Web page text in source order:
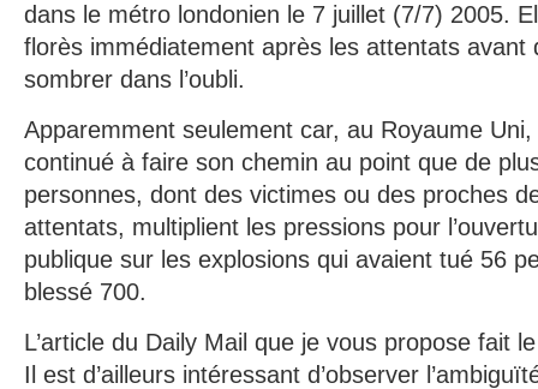
dans le métro londonien le 7 juillet (7/7) 2005.
florès immédiatement après les attentats avant
sombrer dans l’oubli.
Apparemment seulement car, au Royaume
continué à faire son chemin au point que de
personnes, dont des victimes ou des proches
attentats, multiplient les pressions pour
publique sur les explosions qui avaient tué 56
blessé 700.
L’article du Daily Mail que je vous propose fait
Il est d’ailleurs intéressant d’observer